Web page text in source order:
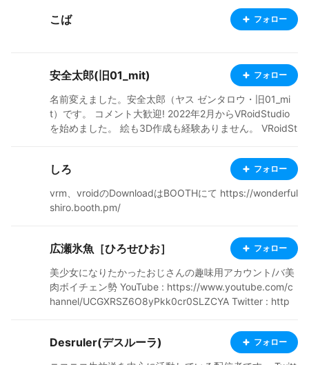
onagem 3D "Blanc☆Meow". Visite também a loja Blanc
☆Meow'ｓ. Aquí muestro el personaje modelo 3D "Bla
w」。 也請光臨Blanc☆Meow的店。 https://blancmeo
w.booth.pm/
こば フォロー
安全太郎(旧01_mit) フォロー
名前変えました。安全太郎（ヤス ゼンタロウ・旧01_mi
t）です。 コメント大歓迎! 2022年2月からVRoidStudio
を始めました。 絵も3D作成も経験ありません。 VRoidSt
ストACさん（https://www.ac-illust.com/）からDL、フ
ォトは最近はVRMPosingDesktopで撮影してます。 ケモ
良い。 X:@01mit2
しろ フォロー
vrm、vroidのDownloadはBOOTHにて https://wonderful
shiro.booth.pm/
広瀬氷魚［ひろせひお］ フォロー
美少女になりたかったおじさんの趣味用アカウント/バ美
肉ボイチェン勢 YouTube : https://www.youtube.com/c
hannel/UCGXRSZ6O8yPkk0cr0SLZCYA Twitter : http
Desruler(デスルーラ) フォロー